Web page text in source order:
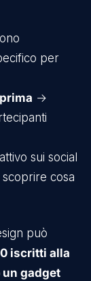
per
→
sui social
cosa
può
iscritti alla
gadget